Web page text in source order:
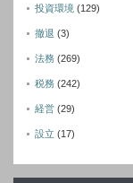
投資環境 (129)
撤退 (3)
法務 (269)
税務 (242)
経営 (29)
設立 (17)